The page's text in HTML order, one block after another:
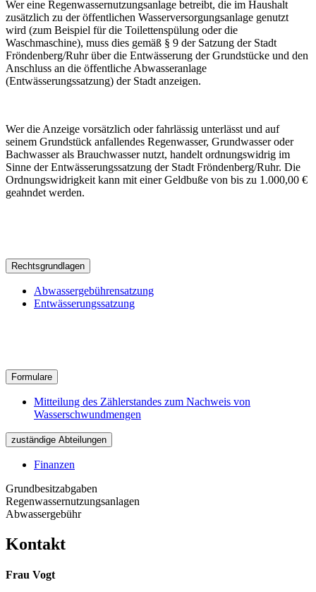
Wer eine Regenwassernutzungsanlage betreibt, die im Haushalt
zusätzlich zu der öffentlichen Wasserversorgungsanlage genutzt
wird (zum Beispiel für die Toilettenspülung oder die
Waschmaschine), muss dies gemäß § 9 der Satzung der Stadt
Fröndenberg/Ruhr über die Entwässerung der Grundstücke und den
Anschluss an die öffentliche Abwasseranlage
(Entwässerungssatzung) der Stadt anzeigen.
Wer die Anzeige vorsätzlich oder fahrlässig unterlässt und auf
seinem Grundstück anfallendes Regenwasser, Grundwasser oder
Bachwasser als Brauchwasser nutzt, handelt ordnungswidrig im
Sinne der Entwässerungssatzung der Stadt Fröndenberg/Ruhr. Die
Ordnungswidrigkeit kann mit einer Geldbuße von bis zu 1.000,00 €
geahndet werden.
Rechtsgrundlagen
Abwassergebührensatzung
Entwässerungssatzung
Formulare
Mitteilung des Zählerstandes zum Nachweis von
Wasserschwundmengen
zuständige Abteilungen
Finanzen
Grundbesitzabgaben
Regenwassernutzungsanlagen
Abwassergebühr
Kontakt
Frau Vogt